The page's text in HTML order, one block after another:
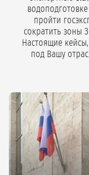
пройти
сократить зоны
Настоящие
под Вашу